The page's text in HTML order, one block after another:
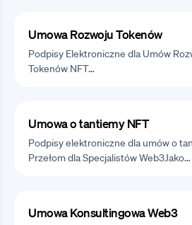
Umowa Rozwoju Tokenów
Podpisy Elektroniczne dla Umów
Tokenów NFT…
Umowa o tantiemy NFT
Podpisy elektroniczne dla umów o
Przełom dla Specjalistów Web3Jako…
Umowa Konsultingowa Web3